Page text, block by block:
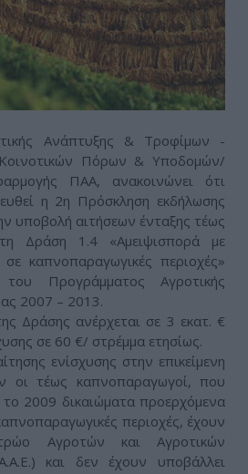
Ανάπτυξης & Τροφίμων -
Κοινοτικών Πόρων & Υποδομών/
ΠΑΑ, ανακοινώνει ότι
η 2η Πρόσκληση εκδήλωσης
υποβολή αιτήσεων ένταξης τέως
Δράση 1.4 «Αμειψισπορά με
σε καπνοπαραγωγικές περιοχές»
Προγράμματος Αγροτικής
2007 – 2013.
Δράσης ανέρχεται σε 3 εκατ. €
σε 60 €/ στρέμμα ετησίως.
ενίσχυσης στην επικείμενη
οι τέως καπνοπαραγωγοί, που
το 2009 δικαιώματα προερχόμενα
περιοχές, έχουν
Αγροτών και Αγροτικών
και δεν έχουν υποβάλλει